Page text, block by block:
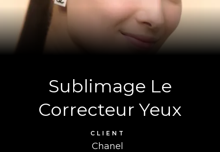
Sublimage Le
Correcteur Yeux
CLIENT
Chanel